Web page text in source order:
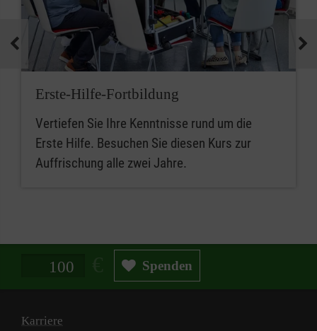
Erste-Hilfe-Fortbildung
Vertiefen Sie Ihre Kenntnisse rund um die
Erste Hilfe. Besuchen Sie diesen Kurs zur
Auffrischung alle zwei Jahre.
Spendenbetrag in Euro Spenden
Karriere